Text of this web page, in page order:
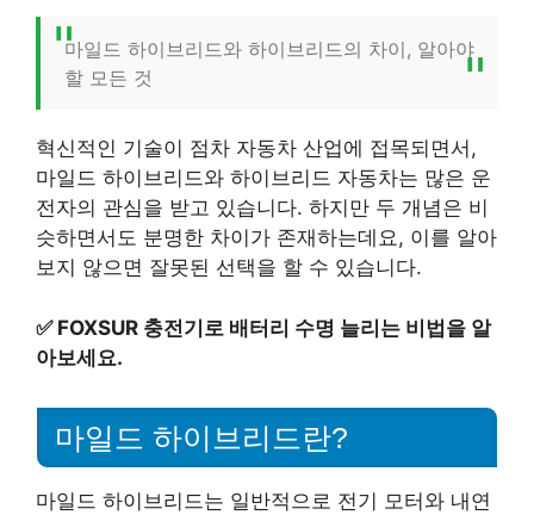
마일드 하이브리드와 하이브리드의 차이, 알아야
할 모든 것
혁신적인 기술이 점차 자동차 산업에 접목되면서,
마일드 하이브리드와 하이브리드 자동차는 많은 운
전자의 관심을 받고 있습니다. 하지만 두 개념은 비
슷하면서도 분명한 차이가 존재하는데요, 이를 알아
보지 않으면 잘못된 선택을 할 수 있습니다.
✅ FOXSUR 충전기로 배터리 수명 늘리는 비법을 알
아보세요.
마일드 하이브리드란?
마일드 하이브리드는 일반적으로 전기 모터와 내연